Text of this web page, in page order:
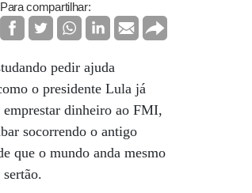
Para compartilhar:
pedir ajuda
o presidente Lula já
dinheiro ao FMI,
socorrendo o antigo
que o mundo anda mesmo